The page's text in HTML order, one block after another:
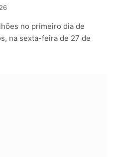
no primeiro dia de
na sexta-feira de 27 de